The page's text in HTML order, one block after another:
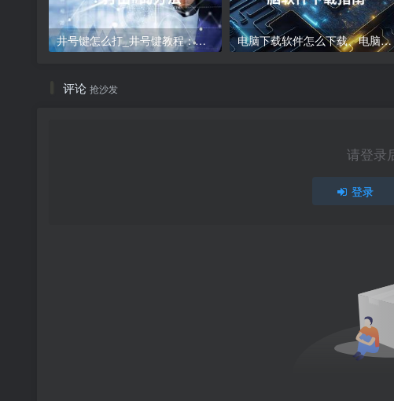
井号键怎么打_井号键教程：打出#的方法 电脑下载软件怎么下载、电脑软件下载指南
评论 抢沙发
请登录
登录